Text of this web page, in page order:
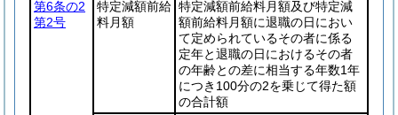
第6条の2
第2号
特定減額前給
料月額
特定減額前給料月額及び特定減
額前給料月額に退職の日におい
て定められているその者に係る
定年と退職の日におけるその者
の年齢との差に相当する年数1年
につき100分の2を乗じて得た額
の合計額